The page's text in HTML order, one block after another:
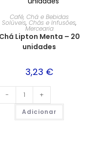
Café, Chá e Bebidas
Solúveis,Chás e Infusões,
Mercearia
Chá Lipton Menta – 20
unidades
3,23 €
- +
Adicionar